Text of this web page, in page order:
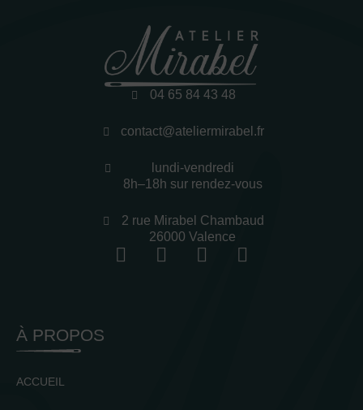
04 65 84 43 48
contact@ateliermirabel.fr
lundi-vendredi
8h–18h sur rendez-vous
2 rue Mirabel Chambaud
26000 Valence
À PROPOS
ACCUEIL